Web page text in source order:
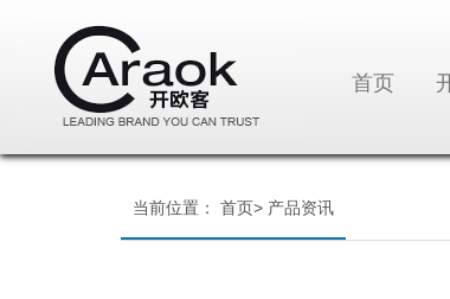
首页
当前位置： 首页> 产品资讯